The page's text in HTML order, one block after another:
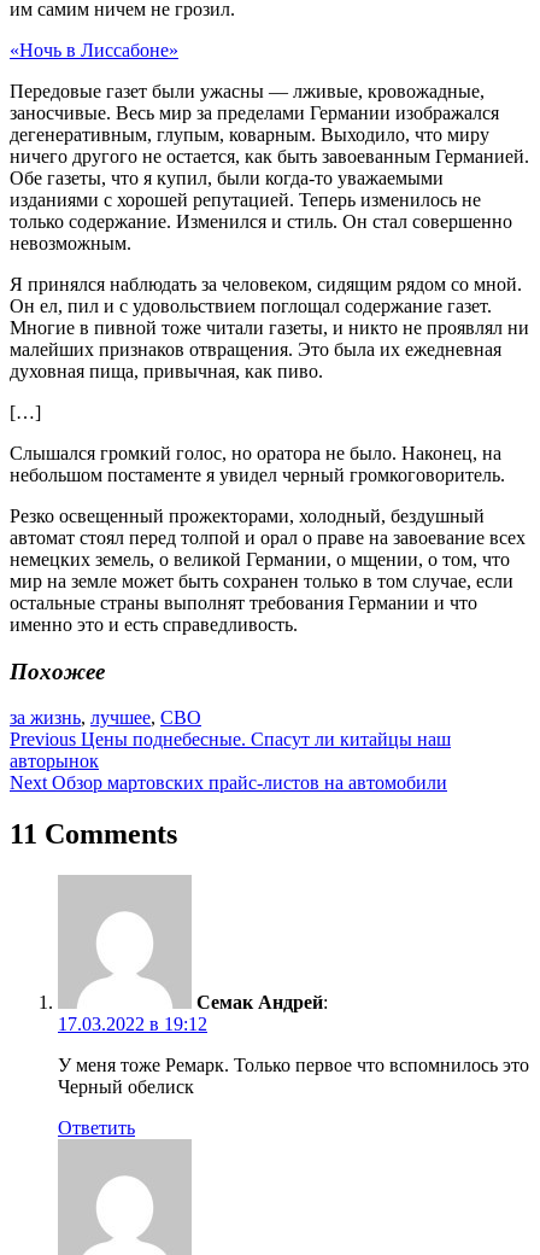
им самим ничем не грозил.
«Ночь в Лиссабоне»
Передовые газет были ужасны — лживые, кровожадные,
заносчивые. Весь мир за пределами Германии изображался
дегенеративным, глупым, коварным. Выходило, что миру
ничего другого не остается, как быть завоеванным Германией.
Обе газеты, что я купил, были когда-то уважаемыми
изданиями с хорошей репутацией. Теперь изменилось не
только содержание. Изменился и стиль. Он стал совершенно
невозможным.
Я принялся наблюдать за человеком, сидящим рядом со мной.
Он ел, пил и с удовольствием поглощал содержание газет.
Многие в пивной тоже читали газеты, и никто не проявлял ни
малейших признаков отвращения. Это была их ежедневная
духовная пища, привычная, как пиво.
[…]
Слышался громкий голос, но оратора не было. Наконец, на
небольшом постаменте я увидел черный громкоговоритель.
Резко освещенный прожекторами, холодный, бездушный
автомат стоял перед толпой и орал о праве на завоевание всех
немецких земель, о великой Германии, о мщении, о том, что
мир на земле может быть сохранен только в том случае, если
остальные страны выполнят требования Германии и что
именно это и есть справедливость.
Похожее
за жизнь, лучшее, СВО
Навигация
по
Previous Цены поднебесные. Спасут ли китайцы наш
авторынок
Next Обзор мартовских прайс-листов на автомобили
11 Comments
Семак Андрей:
17.03.2022 в 19:12
У меня тоже Ремарк. Только первое что вспомнилось это
Черный обелиск
Ответить